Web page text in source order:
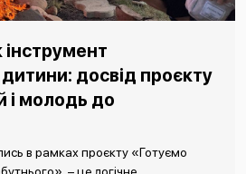
інструмент
досвід проєкту
і молодь до
в рамках проєкту «Готуємо